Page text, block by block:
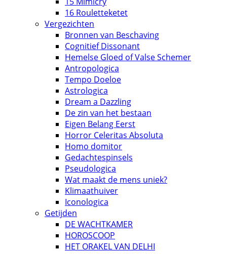
16 Rouletteketet
Vergezichten
Bronnen van Beschaving
Cognitief Dissonant
Hemelse Gloed of Valse Schemer
Antropologica
Tempo Doeloe
Astrologica
Dream a Dazzling
De zin van het bestaan
Eigen Belang Eerst
Horror Celeritas Absoluta
Homo domitor
Gedachtespinsels
Pseudologica
Wat maakt de mens uniek?
Klimaathuiver
Iconologica
Getijden
DE WACHTKAMER
HOROSCOOP
HET ORAKEL VAN DELHI